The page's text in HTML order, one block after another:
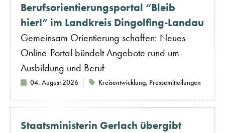
Berufsorientierungsportal “Bleib
hier!” im Landkreis Dingolfing-Landau
Gemeinsam Orientierung schaffen: Neues
Online-Portal bündelt Angebote rund um
Ausbildung und Beruf
04. August 2026 Kreisentwicklung, Pressemitteilungen
Staatsministerin Gerlach übergibt